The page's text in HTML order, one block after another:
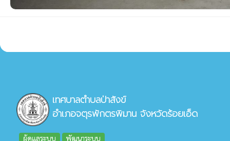
เทศบาลตำบลป่าสังข์
อำเภอจตุรพักตรพิมาน จังหวัดร้อยเอ็ด
ผู้ดูแลระบบ พัฒนาระบบ